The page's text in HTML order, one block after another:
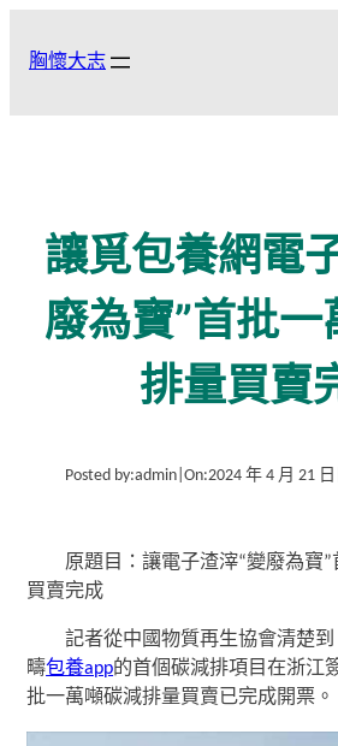
胸懷大志
讓覓包養網電
廢為寶”首批
排量買賣
Posted by:admin| On:2024 年 4 月 21 日
原題目：讓電子渣滓“變廢為寶
買賣完成
記者從中國物質再生協會清楚
疇包養app的首個碳減排項目在浙江
批一萬噸碳減排量買賣已完成開票。